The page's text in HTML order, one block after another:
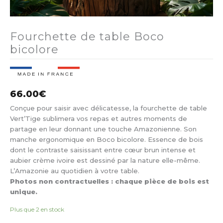
Fourchette de table Boco
bicolore
66.00€
Conçue pour saisir avec délicatesse, la fourchette de table
Vert’Tige sublimera vos repas et autres moments de
partage en leur donnant une touche Amazonienne. Son
manche ergonomique en Boco bicolore. Essence de bois
dont le contraste saisissant entre cœur brun intense et
aubier crème ivoire est dessiné par la nature elle-même.
L’Amazonie au quotidien à votre table.
Photos non contractuelles : chaque pièce de bois est
unique.
Plus que 2 en stock